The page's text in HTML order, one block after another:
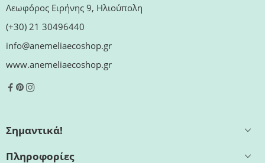
Λεωφόρος Ειρήνης 9, Ηλιούπολη
(+30) 21 30496440
info@anemeliaecoshop.gr
www.anemeliaecoshop.gr
Σημαντικά!
Πληροφορίες